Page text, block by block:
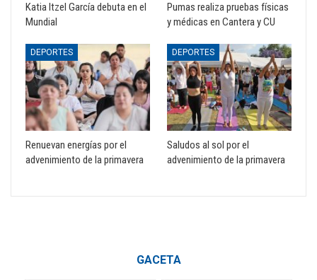
Katia Itzel García debuta en el
Mundial
Pumas realiza pruebas físicas
y médicas en Cantera y CU
DEPORTES
Renuevan energías por el
advenimiento de la primavera
DEPORTES
Saludos al sol por el
advenimiento de la primavera
GACETA